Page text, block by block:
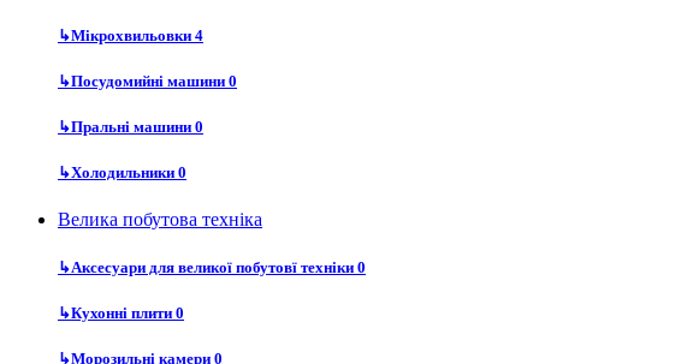
↳Мікрохвильовки 4
↳Посудомийні машини 0
↳Пральні машини 0
↳Холодильники 0
Велика побутова техніка
↳Аксесуари для великої побутовї техніки 0
↳Кухонні плити 0
↳Морозильні камери 0